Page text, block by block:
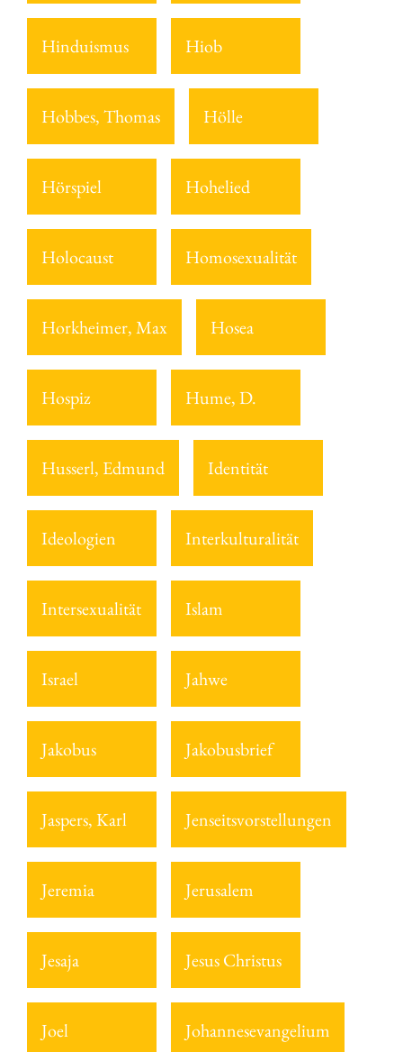
Hinduismus Hiob
Hobbes, Thomas Hölle
Hörspiel Hohelied
Holocaust Homosexualität
Horkheimer, Max Hosea
Hospiz Hume, D.
Husserl, Edmund Identität
Ideologien Interkulturalität
Intersexualität Islam
Israel Jahwe
Jakobus Jakobusbrief
Jaspers, Karl Jenseitsvorstellungen
Jeremia Jerusalem
Jesaja Jesus Christus
Joel Johannesevangelium